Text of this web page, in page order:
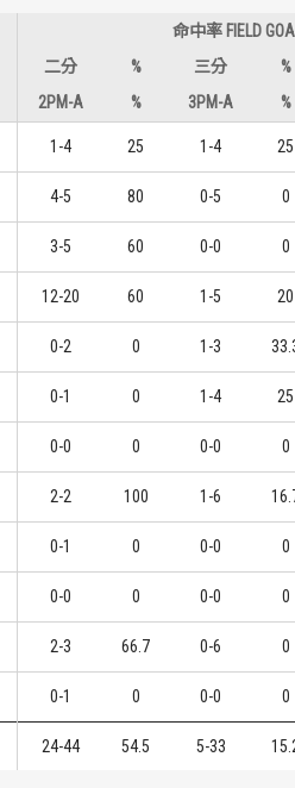
命中率 FIELD
二分 % 三分 %
2PM-A % 3PM-A %
1-4 25 1-4 25
4-5 80 0-5 0
3-5 60 0-0 0
12-20 60 1-5 20
0-2 0 1-3
0-1 0 1-4 25
0-0 0 0-0 0
2-2 100 1-6
0-1 0 0-0 0
0-0 0 0-0 0
2-3 66.7 0-6 0
0-1 0 0-0 0
24-44 54.5 5-33